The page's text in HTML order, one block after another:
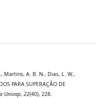
Martins, A. B. N., Dias, L. W.,
PARA SUPERAÇÃO DE
Univap, 22(40), 228.